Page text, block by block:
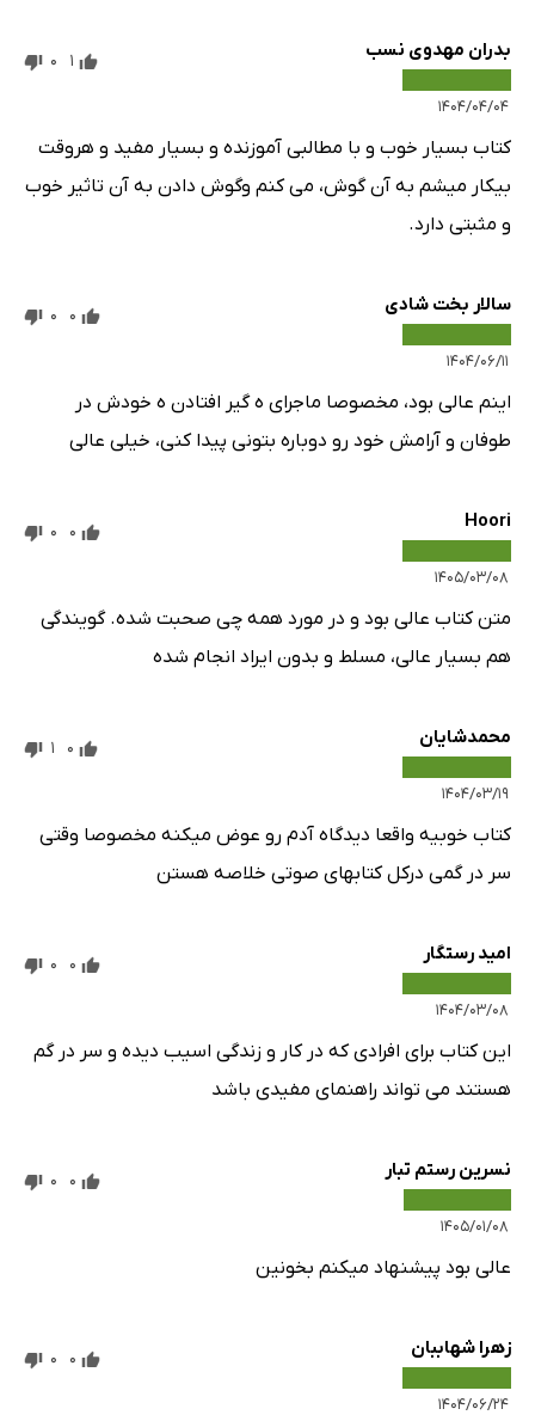
بدران مهدوی نسب
۱۴۰۴/۰۴/۰۴
1
0
کتاب بسیار خوب و با مطالبی آموزنده و بسیار مفید و هروقت
بیکار میشم به آن گوش، می کنم وگوش دادن به آن تاثیر خوب
و مثبتی دارد.
سالار بخت شادی
۱۴۰۴/۰۶/۱۱
0
0
اینم عالی بود، مخصوصا ماجرای ه گیر افتادن ه خودش در
طوفان و آرامش خود رو دوباره بتونی پیدا کنی، خیلی عالی
Hoori
۱۴۰۵/۰۳/۰۸
0
0
متن کتاب عالی بود و در مورد همه چی صحبت شده. گویندگی
هم بسیار عالی، مسلط و بدون ایراد انجام شده
محمدشایان
۱۴۰۴/۰۳/۱۹
0
1
کتاب خوبیه واقعا دیدگاه آدم رو عوض میکنه مخصوصا وقتی
سر در گمی درکل کتابهای صوتی خلاصه هستن
امید رستگار
۱۴۰۴/۰۳/۰۸
0
0
این کتاب براى افرادى که در کار و زندگى اسیب دیده و سر در گم
هستند مى تواند راهنماى مفیدى باشد
نسرین رستم تبار
۱۴۰۵/۰۱/۰۸
0
0
عالی بود پیشنهاد میکنم بخونین
زهرا شهاببان
۱۴۰۴/۰۶/۲۴
0
0